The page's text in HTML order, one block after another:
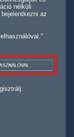
nélküli
az